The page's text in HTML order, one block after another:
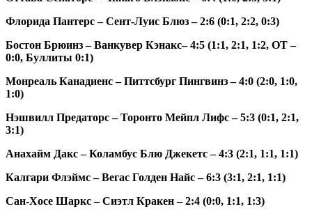
Флорида Пантерс – Сент-Луис Блюз – 2:6 (0:1, 2:2, 0:3)
Бостон Брюинз – Ванкувер Кэнакс– 4:5 (1:1, 2:1, 1:2, ОТ –
0:0, Буллиты 0:1)
Монреаль Канадиенс – Питтсбург Пингвинз – 4:0 (2:0, 1:0,
1:0)
Нэшвилл Предаторс – Торонто Мейпл Лифс – 5:3 (0:1, 2:1,
3:1)
Анахайм Дакс – Коламбус Блю Джекетс – 4:3 (2:1, 1:1, 1:1)
Калгари Флэймс – Вегас Голден Найс – 6:3 (3:1, 2:1, 1:1)
Сан-Хосе Шаркс – Сиэтл Кракен – 2:4 (0:0, 1:1, 1:3)